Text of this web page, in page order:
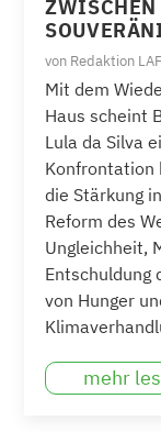
von Redaktion
Mit dem
Haus scheint
Lula da Silva
Konfrontation
die Stärkung
Reform des
Ungleichheit,
Entschuldung
von Hunger
mehr